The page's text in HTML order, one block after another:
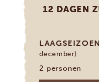
12 DAGEN
LAAGSEIZOEN
december)
2 personen